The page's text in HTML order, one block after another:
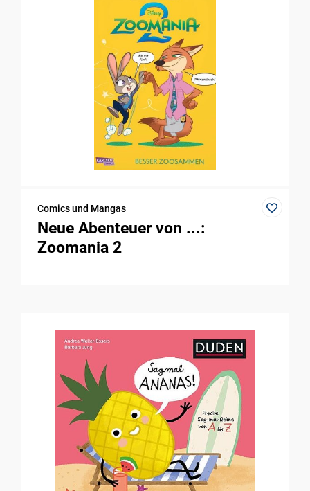
Comics und Mangas
Neue Abenteuer von ...:
Zoomania 2